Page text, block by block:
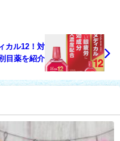
カル12！対
目薬を紹介